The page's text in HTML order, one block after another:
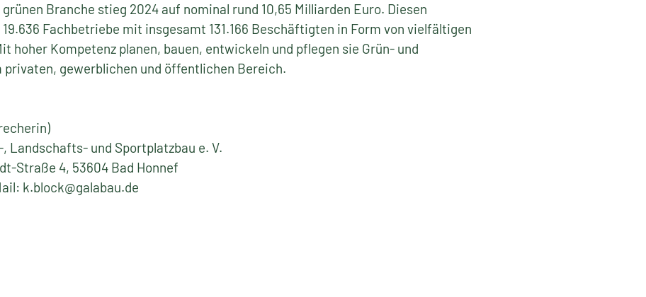
Branche stieg 2024 auf nominal rund 10,65 Milliarden Euro. Diesen
Fachbetriebe mit insgesamt 131.166 Beschäftigten in Form von vielfältigen
hoher Kompetenz planen, bauen, entwickeln und pflegen sie Grün- und
privaten, gewerblichen und öffentlichen Bereich.
Landschafts- und Sportplatzbau e. V.
Straße 4, 53604 Bad Honnef
k.block@galabau.de